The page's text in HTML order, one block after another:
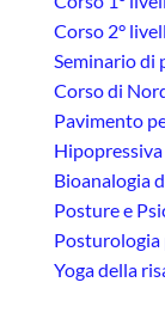
Corso 2°
Seminario di
Corso di
Pavimento
Hipopressiva
Bioanalogia
Posture e
Posturologia
Yoga della